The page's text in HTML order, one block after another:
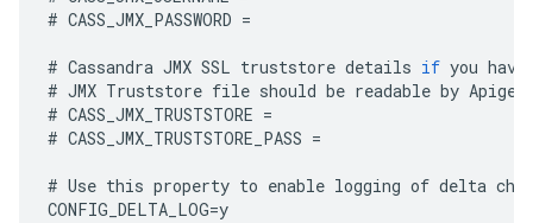
# CASS_JMX_PASSWORD =
# Cassandra JMX SSL truststore details if you have
# JMX Truststore file should be readable by Apigee
# CASS_JMX_TRUSTSTORE =
# CASS_JMX_TRUSTSTORE_PASS =
# Use this property to enable logging of delta
CONFIG_DELTA_LOG=y